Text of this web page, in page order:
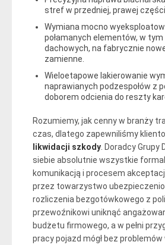
stref w przedniej, prawej części
Wymiana mocno
połamanych elementów, w
dachowych, na fabrycznie
zamienne.
Wieloetapowe lakierowanie
naprawianych podzespołów z
doborem odcienia do reszty
Rozumiemy, jak cenny w branży
czas, dlatego zapewniliśmy
likwidacji szkody . Doradcy Grupy
siebie absolutnie wszystkie
komunikacją i procesem
przez towarzystwo
rozliczenia bezgotówkowego z
przewoźnikowi uniknąć
budżetu firmowego, a w pełni
pracy pojazd mógł bez